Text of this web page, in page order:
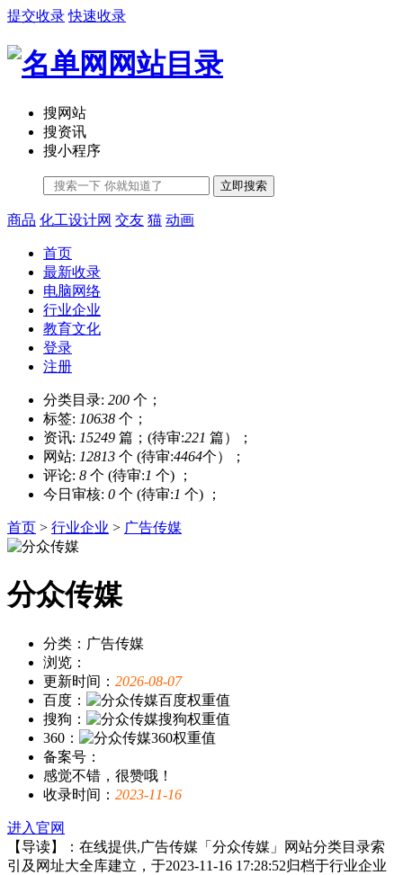
提交收录 快速收录
搜网站
搜资讯
搜小程序
立即搜索
商品 化工设计网 交友 猫 动画
首页
最新收录
电脑网络
行业企业
教育文化
登录
注册
分类目录: 200 个；
标签: 10638 个；
资讯: 15249 篇；(待审:221 篇）；
网站: 12813 个 (待审:4464个）；
评论: 8 个 (待审:1 个) ；
今日审核: 0 个 (待审:1 个) ；
首页 > 行业企业 > 广告传媒
分众传媒
分类：广告传媒
浏览：
更新时间： 2026-08-07
百度：
搜狗：
360：
备案号：
感觉不错，很赞哦！
收录时间： 2023-11-16
进入官网
【导读】：在线提供,广告传媒「分众传媒」网站分类目录索
引及网址大全库建立，于2023-11-16 17:28:52归档于行业企业